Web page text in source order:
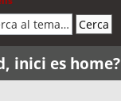
inici es home?